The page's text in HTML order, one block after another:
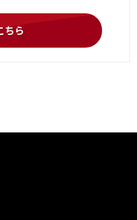
ちら